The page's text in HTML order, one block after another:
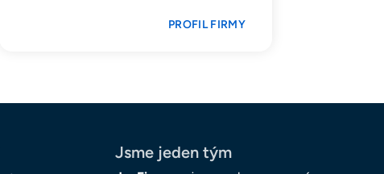
PROFIL FIRMY
Jsme jeden tým